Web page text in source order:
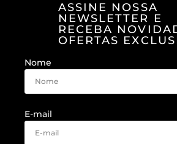
ASSINE NOSSA
NEWSLETTER E
RECEBA
OFERTAS
Nome
E-mail